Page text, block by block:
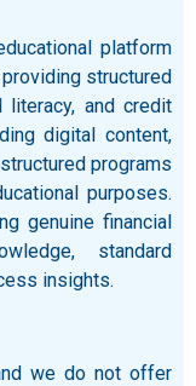
platform
structured
literacy, and credit
digital content,
programs
purposes.
genuine financial
standard
insights.
we do not offer